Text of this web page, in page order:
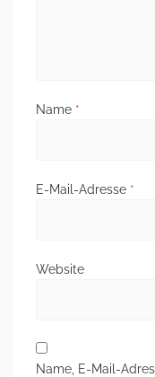
Name *
E-Mail-Adresse *
Website
Name, E-Mail-